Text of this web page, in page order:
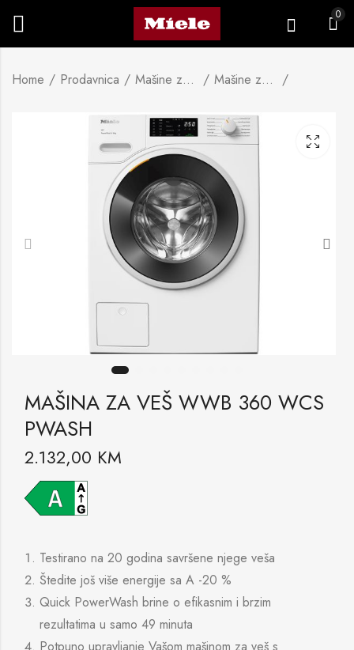
0
Home Prodavnica Mašine za veš Mašine za pranje veša
MAŠINA ZA VEŠ WWB 360 WCS
PWASH
2.132,00 KM
Testirano na 20 godina savršene njege veša
Štedite još više energije sa A -20 %
Quick PowerWash brine o efikasnim i brzim
rezultatima u samo 49 minuta